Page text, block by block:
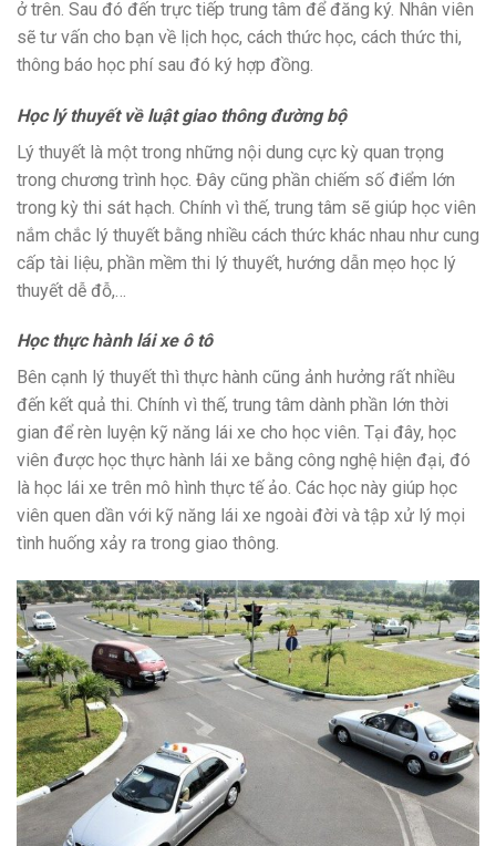
ở trên. Sau đó đến trực tiếp trung tâm để đăng ký. Nhân viên
sẽ tư vấn cho bạn về lịch học, cách thức học, cách thức thi,
thông báo học phí sau đó ký hợp đồng.
Học lý thuyết về luật giao thông đường bộ
Lý thuyết là một trong những nội dung cực kỳ quan trọng
trong chương trình học. Đây cũng phần chiếm số điểm lớn
trong kỳ thi sát hạch. Chính vì thế, trung tâm sẽ giúp học viên
nắm chắc lý thuyết bằng nhiều cách thức khác nhau như cung
cấp tài liệu, phần mềm thi lý thuyết, hướng dẫn mẹo học lý
thuyết dễ đỗ,…
Học thực hành lái xe ô tô
Bên cạnh lý thuyết thì thực hành cũng ảnh hưởng rất nhiều
đến kết quả thi. Chính vì thế, trung tâm dành phần lớn thời
gian để rèn luyện kỹ năng lái xe cho học viên. Tại đây, học
viên được học thực hành lái xe bằng công nghệ hiện đại, đó
là học lái xe trên mô hình thực tế ảo. Các học này giúp học
viên quen dần với kỹ năng lái xe ngoài đời và tập xử lý mọi
tình huống xảy ra trong giao thông.